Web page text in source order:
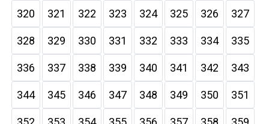
320 321 322 323 324 325 326 327
328 329 330 331 332 333 334 335
336 337 338 339 340 341 342 343
344 345 346 347 348 349 350 351